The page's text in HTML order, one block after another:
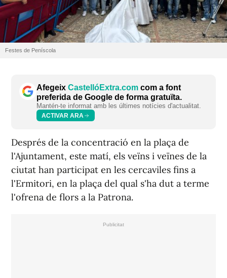
Festes de Peníscola
Afegeix CastellóExtra.com com a font
preferida de Google de forma gratuïta.
Mantén-te informat amb les últimes notícies d'actualitat.
ACTIVAR ARA
Després de la concentració en la plaça de
l'Ajuntament, este matí, els veïns i veïnes de la
ciutat han participat en les cercaviles fins a
l'Ermitori, en la plaça del qual s'ha dut a terme
l'ofrena de flors a la Patrona.